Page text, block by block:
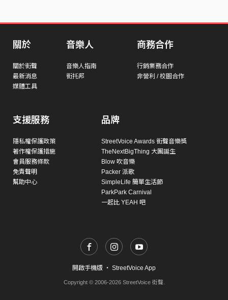
關於
關於街聲
最新消息
媒體工具
音樂人
音樂人指南
街托邦
商務合作
行銷業務合作
非營利 / 校園合作
支援服務
隱私權保護政策
著作權保護措施
會員服務條款
免責聲明
幫助中心
品牌
StreetVoice Awards 街聲音樂獎
TheNextBigThing 大團誕生
Blow 吹音樂
Packer 派歌
SimpleLife 簡單生活節
ParkPark Carnival
一起比 YEAH 吧
開啟手機版 ・ StreetVoice App
Copyright © 2006-2026 StreetVoice 街聲.